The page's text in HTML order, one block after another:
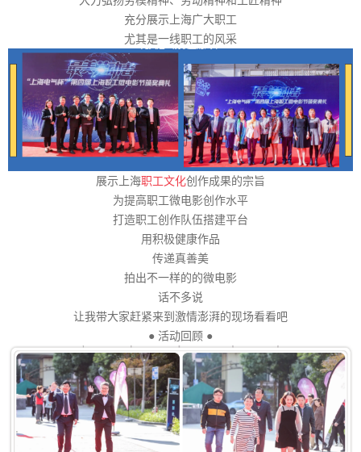
充分展示上海广大职工
尤其是一线职工的风采
展示上海职工文化创作成果的宗旨
为提高职工微电影创作水平
打造职工创作队伍搭建平台
用积极健康作品
传递真善美
拍出不一样的的微电影
话不多说
让我带大家赶紧来到激情澎湃的现场看看吧
● 活动回顾 ●